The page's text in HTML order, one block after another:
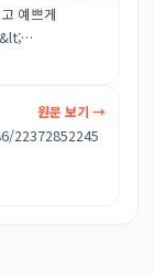
예쁘게
원문 보기 →
22372852245